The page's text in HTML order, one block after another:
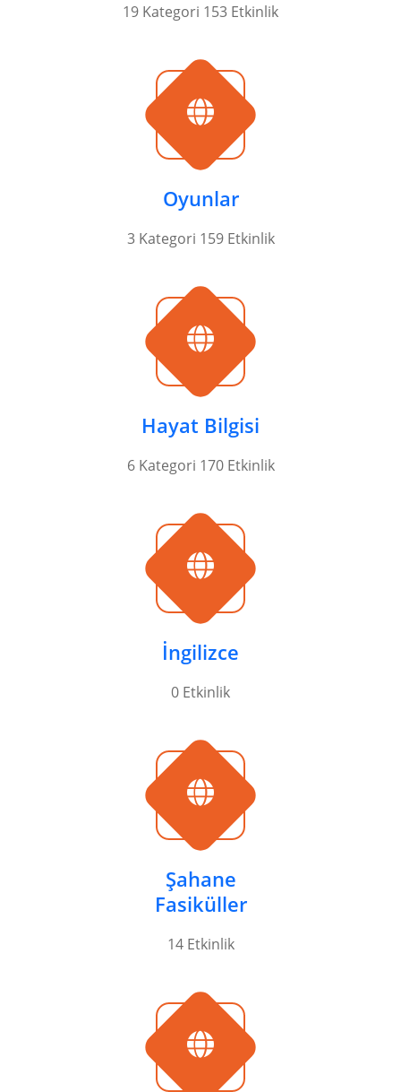
19 Kategori 153 Etkinlik
Oyunlar
3 Kategori 159 Etkinlik
Hayat Bilgisi
6 Kategori 170 Etkinlik
İngilizce
0 Etkinlik
Şahane
Fasiküller
14 Etkinlik